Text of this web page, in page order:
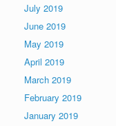
July 2019
June 2019
May 2019
April 2019
March 2019
February 2019
January 2019